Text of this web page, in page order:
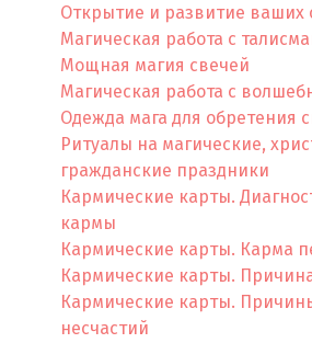
Открытие и развитие ваших
Магическая работа с
Мощная магия свечей
Магическая работа с
Одежда мага для обретения
Ритуалы на магические,
гражданские праздники
Кармические карты.
кармы
Кармические карты. Карма
Кармические карты.
Кармические карты.
несчастий